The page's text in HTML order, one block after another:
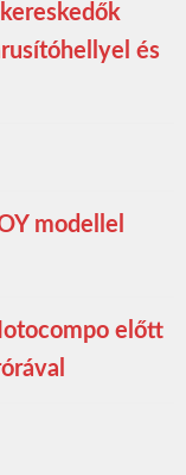
és
modellel
előtt